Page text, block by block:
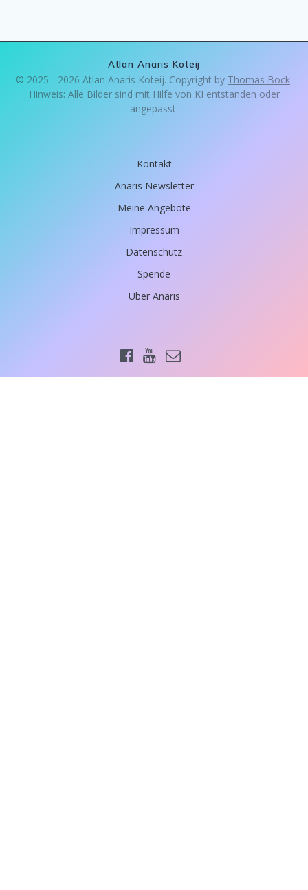
Atlan Anaris Koteij
© 2025 - 2026 Atlan Anaris Koteij. Copyright by Thomas Bock.
Hinweis: Alle Bilder sind mit Hilfe von KI entstanden oder
angepasst.
Kontakt
Anaris Newsletter
Meine Angebote
Impressum
Datenschutz
Spende
Über Anaris